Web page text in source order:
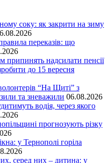
соку: як закрити на зиму
переказів: що
припинять надсилати пенсії
до 15 вересня
“На Щиті” з
та зневажили 06.08.2026
водія, через якого
прогнозують різку
у Тернополі горіла
серед них – дитина: у